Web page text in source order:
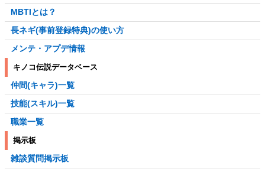
MBTIとは？
長ネギ(事前登録特典)の使い方
メンテ・アプデ情報
キノコ伝説データベース
仲間(キャラ)一覧
技能(スキル)一覧
職業一覧
掲示板
雑談質問掲示板